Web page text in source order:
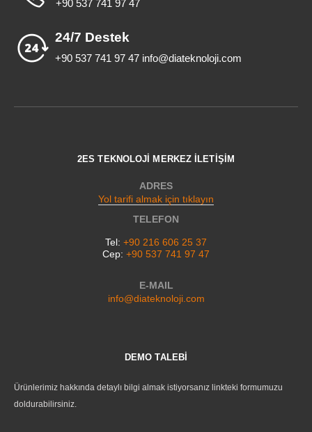
+90 537 741 97 47
24/7 Destek
+90 537 741 97 47 info@diateknoloji.com
2ES TEKNOLOJİ MERKEZ İLETİŞİM
ADRES
Yol tarifi almak için tıklayın
TELEFON
Tel: +90 216 606 25 37
Cep: +90 537 741 97 47
E-MAIL
info@diateknoloji.com
DEMO TALEBİ
Ürünlerimiz hakkında detaylı bilgi almak istiyorsanız linkteki formumuzu
doldurabilirsiniz.